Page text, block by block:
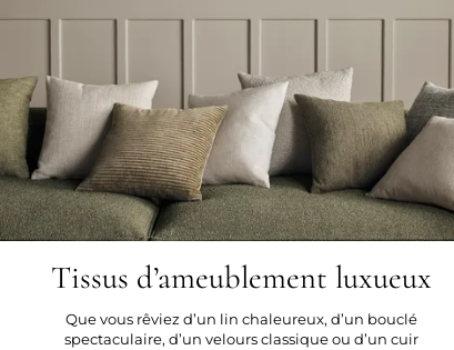
Tissus d’ameublement luxueux
Que vous rêviez d’un lin chaleureux, d’un bouclé
spectaculaire, d’un velours classique ou d’un cuir